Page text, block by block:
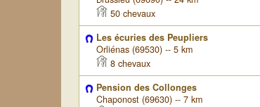
50 chevaux
Les écuries des Peupliers
Orliénas (69530) -- 5 km
8 chevaux
Pension des Collonges
Chaponost (69630) -- 7 km